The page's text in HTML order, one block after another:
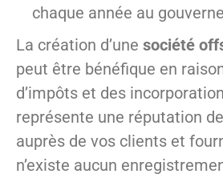
chaque année au
La création d’une société
peut être bénéfique en
d’impôts et des
représente une réputation
auprès de vos clients et
n’existe aucun